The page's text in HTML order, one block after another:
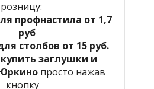
розницу:
профнастила от 1,7
руб
столбов от 15 руб.
купить заглушки и
просто нажав
кнопку